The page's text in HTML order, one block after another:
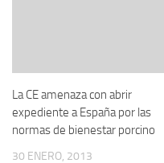
La CE amenaza con abrir
expediente a España por las
normas de bienestar porcino
30 ENERO, 2013